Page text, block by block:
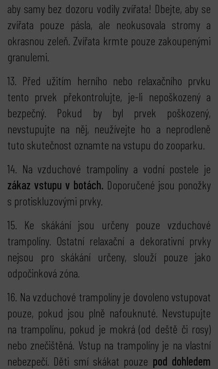
aby samy bez dozoru vodily zvířata! Dbejte, aby se
zvířata pouze pásla, ale neokusovala stromy a
okrasnou zeleň. Zvířata krmte pouze zakoupenými
granulemi.
13. Před užitím herního nebo relaxačního prvku
tento prvek překontrolujte, je-li nepoškozený a
bezpečný. Pokud by byl prvek poškozený,
nevstupujte na něj, neužívejte ho a neprodleně
tuto skutečnost oznamte na vstupu do zooparku.
14. Na vzduchové trampolíny a vodní postele je
zákaz vstupu v botách. Doporučené jsou ponožky
s protiskluzovými prvky.
15. Ke skákání jsou určeny pouze vzduchové
trampolíny. Ostatní relaxační a dekorativní prvky
nejsou pro skákání určeny, slouží pouze jako
odpočinková zóna.
16. Na vzduchové trampolíny je dovoleno vstupovat
pouze, pokud jsou plně nafouknuté. Nevstupujte
na trampolínu, pokud je mokrá (od deště či rosy)
nebo znečištěná. Vstup na trampolíny je na vlastní
nebezpečí. Děti smí skákat pouze pod dohledem